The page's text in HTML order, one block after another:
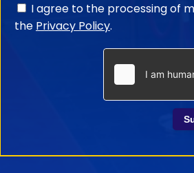
I agree to the processing of
the Privacy Policy.